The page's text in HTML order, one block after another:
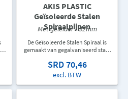
AKIS PLASTIC
Geïsoleerde Stalen
Spiraalpijpen
Met geleider - 32mm
De Geïsoleerde Stalen Spiraal is
gemaakt van gegalvaniseerd staal
elektrische installaties, motoren,
machines en
SRD 70,46
excl. BTW